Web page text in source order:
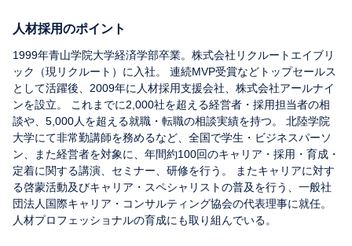
人材採用のポイント
1999年青山学院大学経済学部卒業。株式会社リクルートエイブリ
ック（現リクルート）に入社。 連続MVP受賞などトップセールス
として活躍後、2009年に人材採用支援会社、株式会社アールナイ
ンを設立。 これまでに2,000社を超える経営者・採用担当者の相
談や、5,000人を超える就職・転職の相談実績を持つ。 北陸学院
大学にて非常勤講師を務めるなど、全国で学生・ビジネスパーソ
ン、また経営者を対象に、年間約100回のキャリア・採用・育成・
定着に関する講演、セミナー、研修を行う。 またキャリアに対す
る啓蒙活動及びキャリア・スペシャリストの普及を行う、一般社
団法人国際キャリア・コンサルティング協会の代表理事に就任。
人材プロフェッショナルの育成にも取り組んでいる。